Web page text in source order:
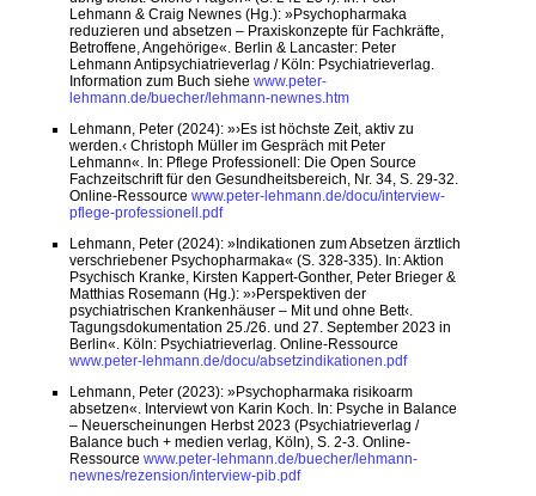
Lehmann & Craig Newnes (Hg.): »Psychopharmaka
reduzieren und absetzen – Praxiskonzepte für Fachkräfte,
Betroffene, Angehörige«. Berlin & Lancaster: Peter
Lehmann Antipsychiatrieverlag / Köln: Psychiatrieverlag.
Information zum Buch siehe www.peter-
lehmann.de/buecher/lehmann-newnes.htm
Lehmann, Peter (2024): »›Es ist höchste Zeit, aktiv zu
werden.‹ Christoph Müller im Gespräch mit Peter
Lehmann«. In: Pflege Professionell: Die Open Source
Fachzeitschrift für den Gesundheitsbereich, Nr. 34, S. 29-32.
Online-Ressource www.peter-lehmann.de/docu/interview-
pflege-professionell.pdf
Lehmann, Peter (2024): »Indikationen zum Absetzen ärztlich
verschriebener Psychopharmaka« (S. 328-335). In: Aktion
Psychisch Kranke, Kirsten Kappert-Gonther, Peter Brieger &
Matthias Rosemann (Hg.): »›Perspektiven der
psychiatrischen Krankenhäuser – Mit und ohne Bett‹.
Tagungsdokumentation 25./26. und 27. September 2023 in
Berlin«. Köln: Psychiatrieverlag. Online-Ressource
www.peter-lehmann.de/docu/absetzindikationen.pdf
Lehmann, Peter (2023): »Psychopharmaka risikoarm
absetzen«. Interviewt von Karin Koch. In: Psyche in Balance
– Neuerscheinungen Herbst 2023 (Psychiatrieverlag /
Balance buch + medien verlag, Köln), S. 2-3. Online-
Ressource www.peter-lehmann.de/buecher/lehmann-
newnes/rezension/interview-pib.pdf